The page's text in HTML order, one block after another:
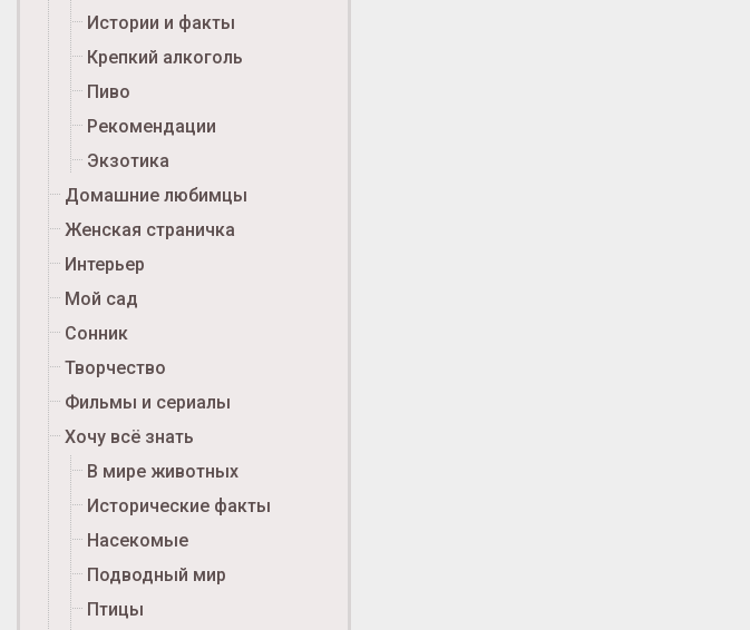
Истории и факты
Крепкий алкоголь
Пиво
Рекомендации
Экзотика
Домашние любимцы
Женская страничка
Интерьер
Мой сад
Сонник
Творчество
Фильмы и сериалы
Хочу всё знать
В мире животных
Исторические факты
Насекомые
Подводный мир
Птицы